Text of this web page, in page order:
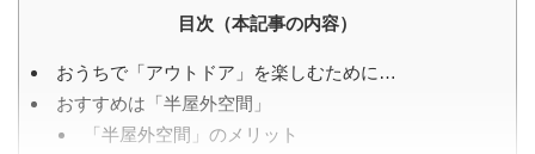
目次（本記事の内容）
おうちで「アウトドア」を楽しむために…
おすすめは「半屋外空間」
「半屋外空間」のメリット